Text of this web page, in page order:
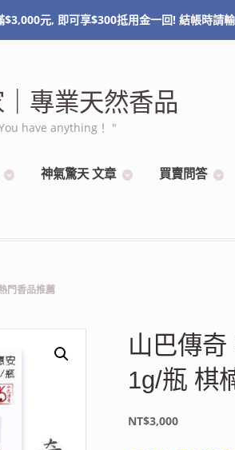
NT$0
專業天然香品
have anything！ "
神氣驚天 文章 買賣問答
門香品推薦
山巴傳
1g/瓶 棋
NT$3,000
元, 即可享$300抵用金一回! 結帳時請